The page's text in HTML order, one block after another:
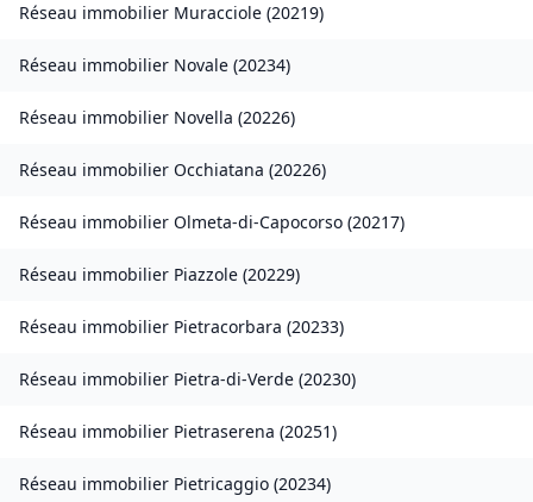
Réseau immobilier Muracciole (20219)
Réseau immobilier Novale (20234)
Réseau immobilier Novella (20226)
Réseau immobilier Occhiatana (20226)
Réseau immobilier Olmeta-di-Capocorso (20217)
Réseau immobilier Piazzole (20229)
Réseau immobilier Pietracorbara (20233)
Réseau immobilier Pietra-di-Verde (20230)
Réseau immobilier Pietraserena (20251)
Réseau immobilier Pietricaggio (20234)